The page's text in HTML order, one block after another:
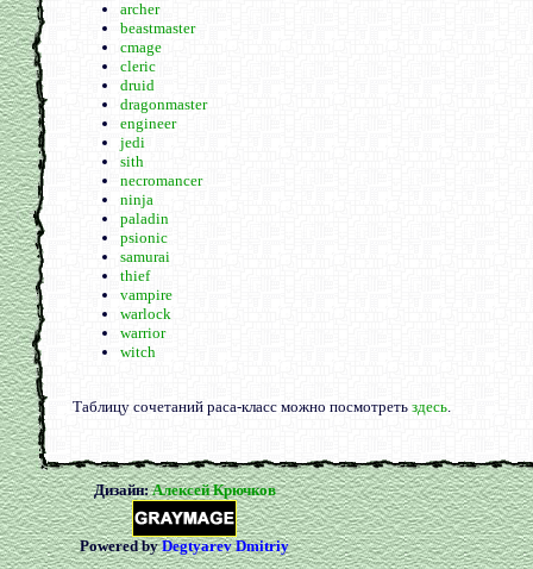
archer
beastmaster
cmage
cleric
druid
dragonmaster
engineer
jedi
sith
necromancer
ninja
paladin
psionic
samurai
thief
vampire
warlock
warrior
witch
Таблицу сочетаний раса-класс можно посмотреть здесь
Дизайн:Алексей Крючков
Powered byDegtyarev Dmitriy